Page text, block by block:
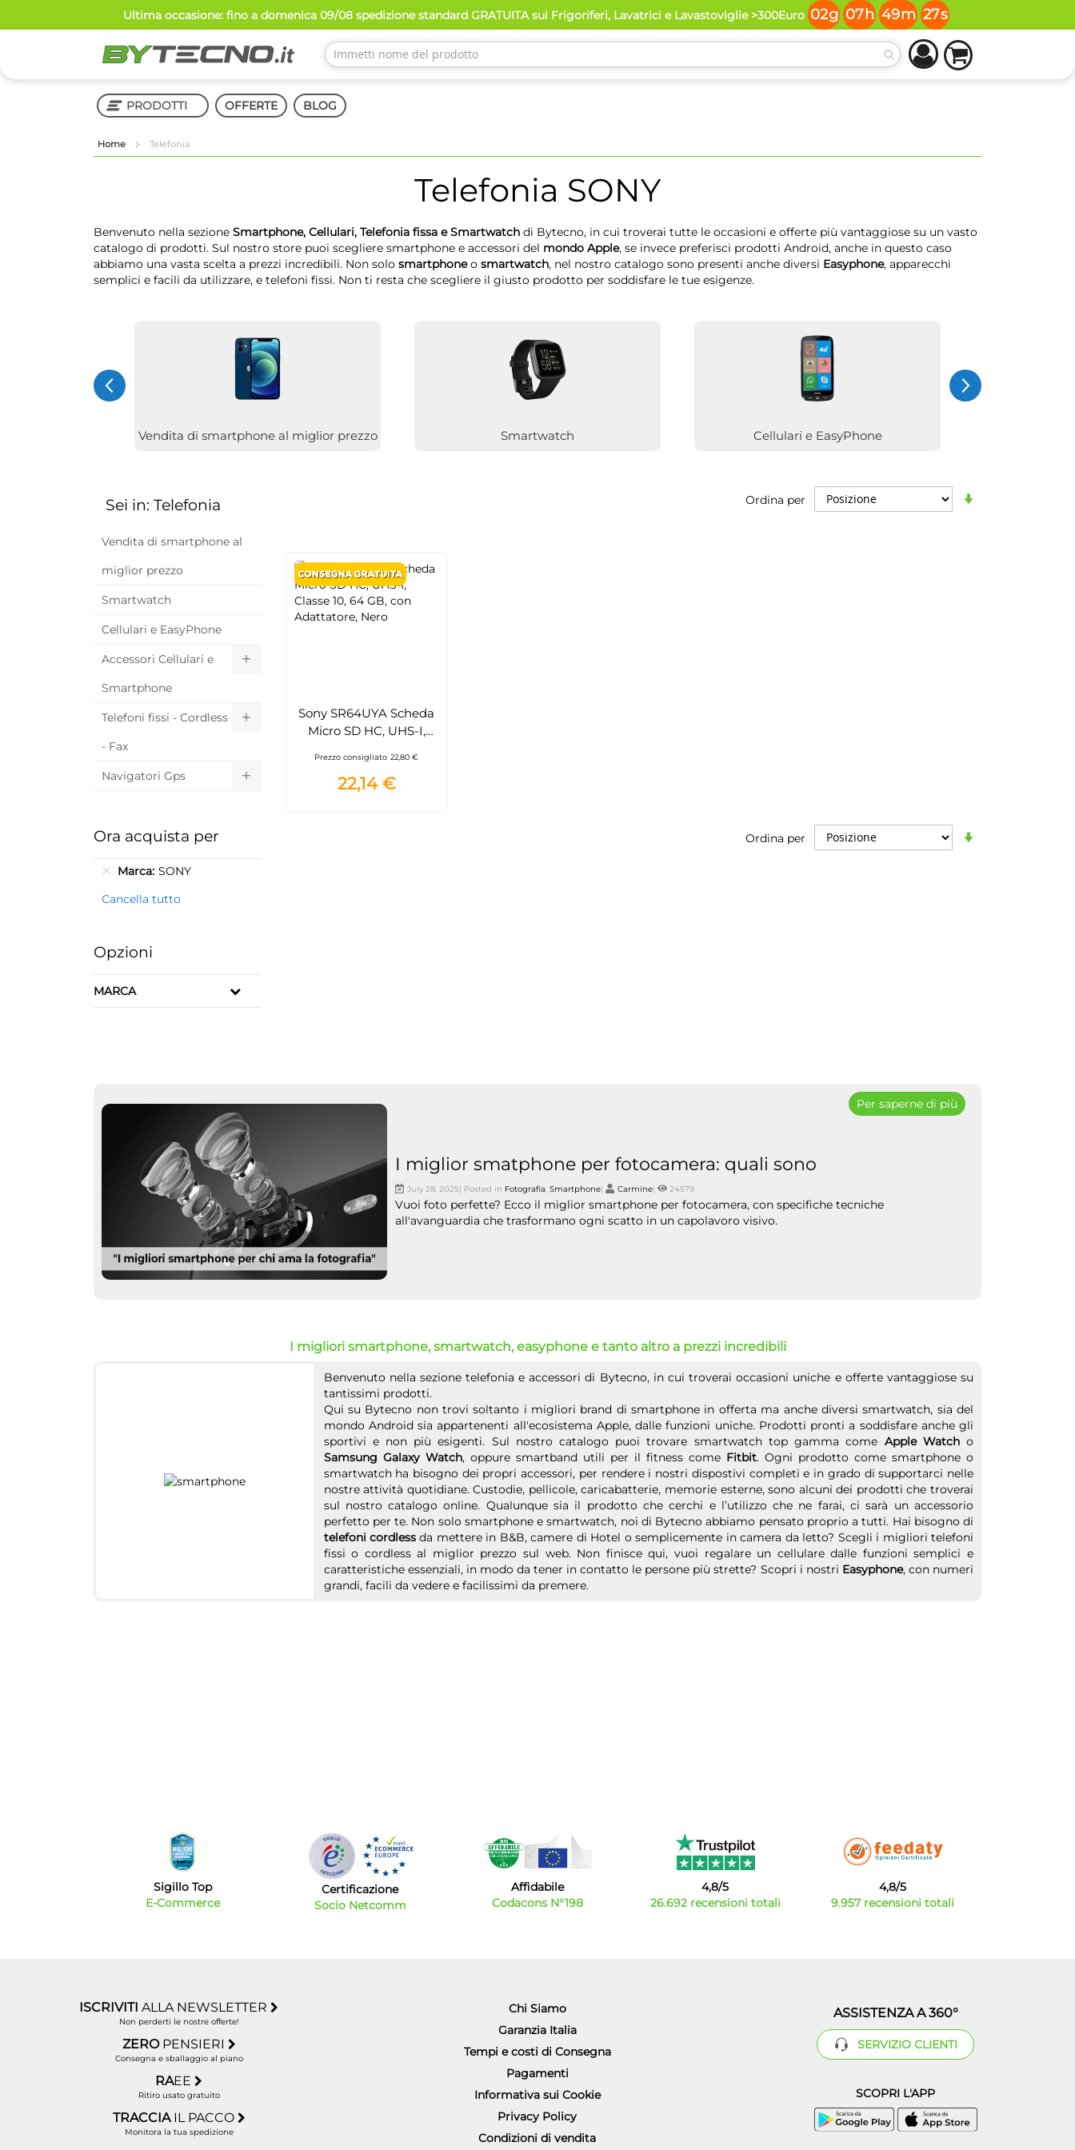
contenuto
Ultima occasione: fino a domenica 09/08 spedizione standard GRATUITA sui Frigoriferi, Lavatrici e Lavastoviglie >300Euro 02g 07 h 49m 26s
PRODOTTI OFFERTE BLOG
Home Telefonia
Telefonia SONY
Benvenuto nella sezione Smartphone, Cellulari, Telefonia fissa e Smartwatch di Bytecno, in cui troverai tutte le occasioni e offerte più vantaggiose su un vasto
catalogo di prodotti. Sul nostro store puoi scegliere smartphone e accessori del mondo Apple, se invece preferisci prodotti Android, anche in questo caso
abbiamo una vasta scelta a prezzi incredibili. Non solo smartphoneo smartwatch, nel nostro catalogo sono presenti anche diversi Easyphone, apparecchi
semplici e facili da utilizzare, e telefoni fissi. Non ti resta che scegliere il giusto prodotto per soddisfare le tue esigenze.
Vendita di smartphone al miglior prezzo Smartwatch Cellulari e EasyPhone
Ordina per
Sony SR64UYA Scheda
Micro SD HC, UHS-I,
Adattatore, Nero
Prezzo consigliato 22,80 €
22,14 €
Ordina per
Sei in: Telefonia
Vendita di smartphone al
miglior prezzo
Smartwatch
Cellulari e EasyPhone
Accessori Cellulari e
Smartphone
Telefoni fissi - Cordless
- Fax
Navigatori Gps
Ora acquista per
Marca SONY
Cancella tutto
Opzioni
MARCA
I miglior smatphone per fotocamera: quali sono
July 28, 2025| Posted in Fotografia, Smartphone| Carmine| 24579
Vuoi foto perfette? Ecco il miglior smartphone per fotocamera, con specifiche tecniche
all'avanguardia che trasformano ogni scatto in un capolavoro visivo.
Per saperne di più
I migliori smartphone, smartwatch, easyphone e tanto altro a prezzi incredibili
Benvenuto nella sezione telefonia e accessori di Bytecno, in cui troverai occasioni uniche e offerte vantaggiose su
tantissimi prodotti.
Qui su Bytecno non trovi soltanto i migliori brand di smartphone in offerta ma anche diversi smartwatch, sia del
mondo Android sia appartenenti all'ecosistema Apple, dalle funzioni uniche. Prodotti pronti a soddisfare anche gli
sportivi e non più esigenti. Sul nostro catalogo puoi trovare smartwatch top gamma come Apple Watcho
Samsung Galaxy Watch, oppure smartband utili per il fitness come Fitbit. Ogni prodotto come smartphone o
smartwatch ha bisogno dei propri accessori, per rendere i nostri dispostivi completi e in grado di supportarci nelle
nostre attività quotidiane. Custodie, pellicole, caricabatterie, memorie esterne, sono alcuni dei prodotti che troverai
sul nostro catalogo online. Qualunque sia il prodotto che cerchi e l’utilizzo che ne farai, ci sarà un accessorio
perfetto per te. Non solo smartphone e smartwatch, noi di Bytecno abbiamo pensato proprio a tutti. Hai bisogno di
telefoni cordlessda mettere in B&B, camere di Hotel o semplicemente in camera da letto? Scegli i migliori telefoni
fissi o cordless al miglior prezzo sul web. Non finisce qui, vuoi regalare un cellulare dalle funzioni semplici e
caratteristiche essenziali, in modo da tener in contatto le persone più strette? Scopri i nostri Easyphone, con numeri
grandi, facili da vedere e facilissimi da premere.
Sigillo Top
E-Commerce
Certificazione
Socio Netcomm
Affidabile
Codacons N°198
4,8/5
26.692 recensioni totali
4,8/5
9.957 recensioni totali
ISCRIVITIALLA NEWSLETTER
Non perderti le nostre offerte!
ZERO PENSIERI
Consegna e sballaggio al piano
RAEE
Ritiro usato gratuito
TRACCIA IL PACCO
Monitora la tua spedizione
Chi Siamo
Garanzia Italia
Tempi e costi di Consegna
Pagamenti
Informativa sui Cookie
Privacy Policy
Condizioni di vendita
ASSISTENZA A 360°
SERVIZIO CLIENTI
SCOPRI L'APP